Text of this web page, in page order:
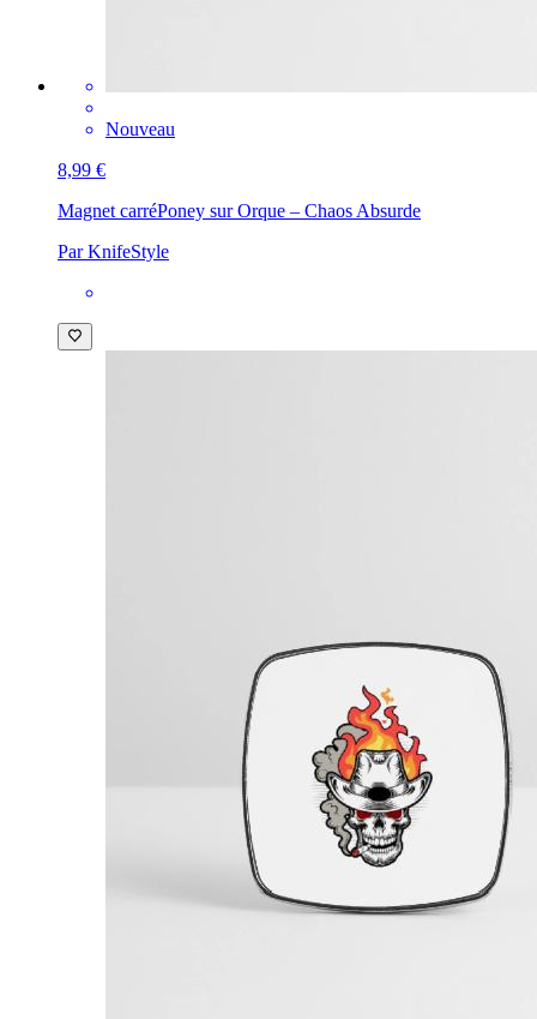
Nouveau
8,99 €
Magnet carréPoney sur Orque – Chaos Absurde
Par KnifeStyle